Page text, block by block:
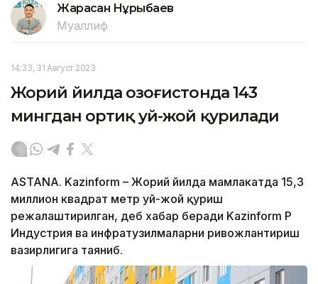
Жарасқан Нұрыбаев
Муаллиф
14:33, 31 Август 2023
Жорий йилда Қозоғистонда 143
мингдан ортиқ уй-жой қурилади
ASTANA. Kazinform – Жорий йилда мамлакатда 15,3
миллион квадрат метр уй-жой қуриш
режалаштирилган, деб хабар беради Kazinform ҚР
Индустрия ва инфратузилмаларни ривожлантириш
вазирлигига таяниб.